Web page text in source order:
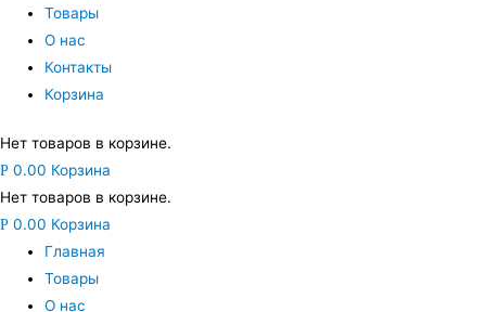
Товары
О нас
Контакты
Корзина
Нет товаров в корзине.
Р 0.00 Корзина
Нет товаров в корзине.
Р 0.00 Корзина
Главная
Товары
О нас